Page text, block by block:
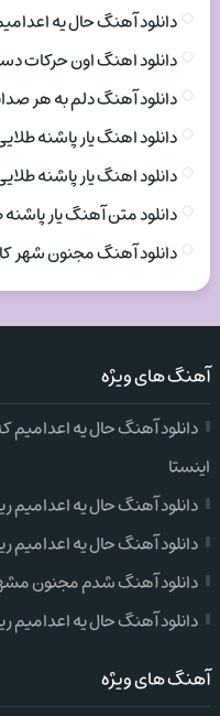
دانلود آهنگ حال یه
دانلود اهنگ اون حرکات
دانلود آهنگ دلم به هر
دانلود اهنگ یار پاشنه
دانلود اهنگ یار پاشنه
دانلود متن آهنگ یار
دانلود آهنگ مجنون شهر
آهنگ های ویژه
دانلود آهنگ حال یه
اینستا
دانلود آهنگ حال یه
دانلود آهنگ حال یه
دانلود آهنگ شدم مجنون
دانلود آهنگ حال یه
آهنگ های ویژه